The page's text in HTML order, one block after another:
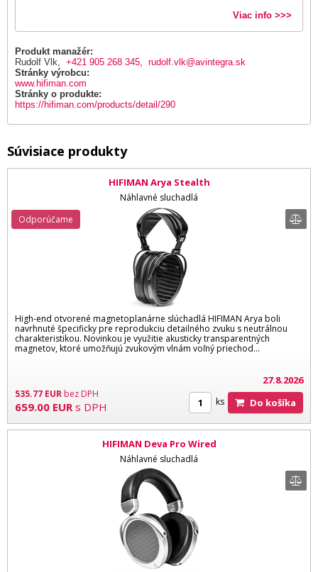
Viac info >>>
Produkt manažér:
Rudolf Vlk, +421 905 268 345
rudolf.vlk@avintegra.sk
Stránky výrobcu:
www.hifiman.com
Stránky o produkte:
https://hifiman.com/products/detail/290
Súvisiace produkty
HIFIMAN Arya Stealth
Náhlavné sluchadlá
High-end otvorené magnetoplanárne slúchadlá HIFIMAN Arya boli
navrhnuté špecificky pre reprodukciu detailného zvuku s neutrálnou
charakteristikou. Novinkou je využitie akusticky transparentných
magnetov, ktoré umožňujú zvukovým vlnám voľný priechod...
535.77 EURbez DPH
659.00 EUR s DPH
Odporúčame
27.8.2026
ks Do košíka
HIFIMAN Deva Pro Wired
Náhlavné sluchadlá